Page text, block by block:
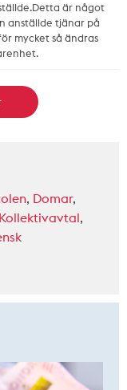
är något
anställde tjänar på
mycket så ändras
, Domar,
Kollektivavtal,